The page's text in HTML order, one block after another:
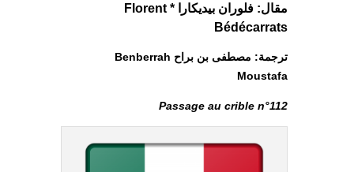
مقال: فلوران بيديكارا * Florent
Bédécarrats
ترجمة: مصطفى بن براح Benberrah
Moustafa
Passage au crible n°112